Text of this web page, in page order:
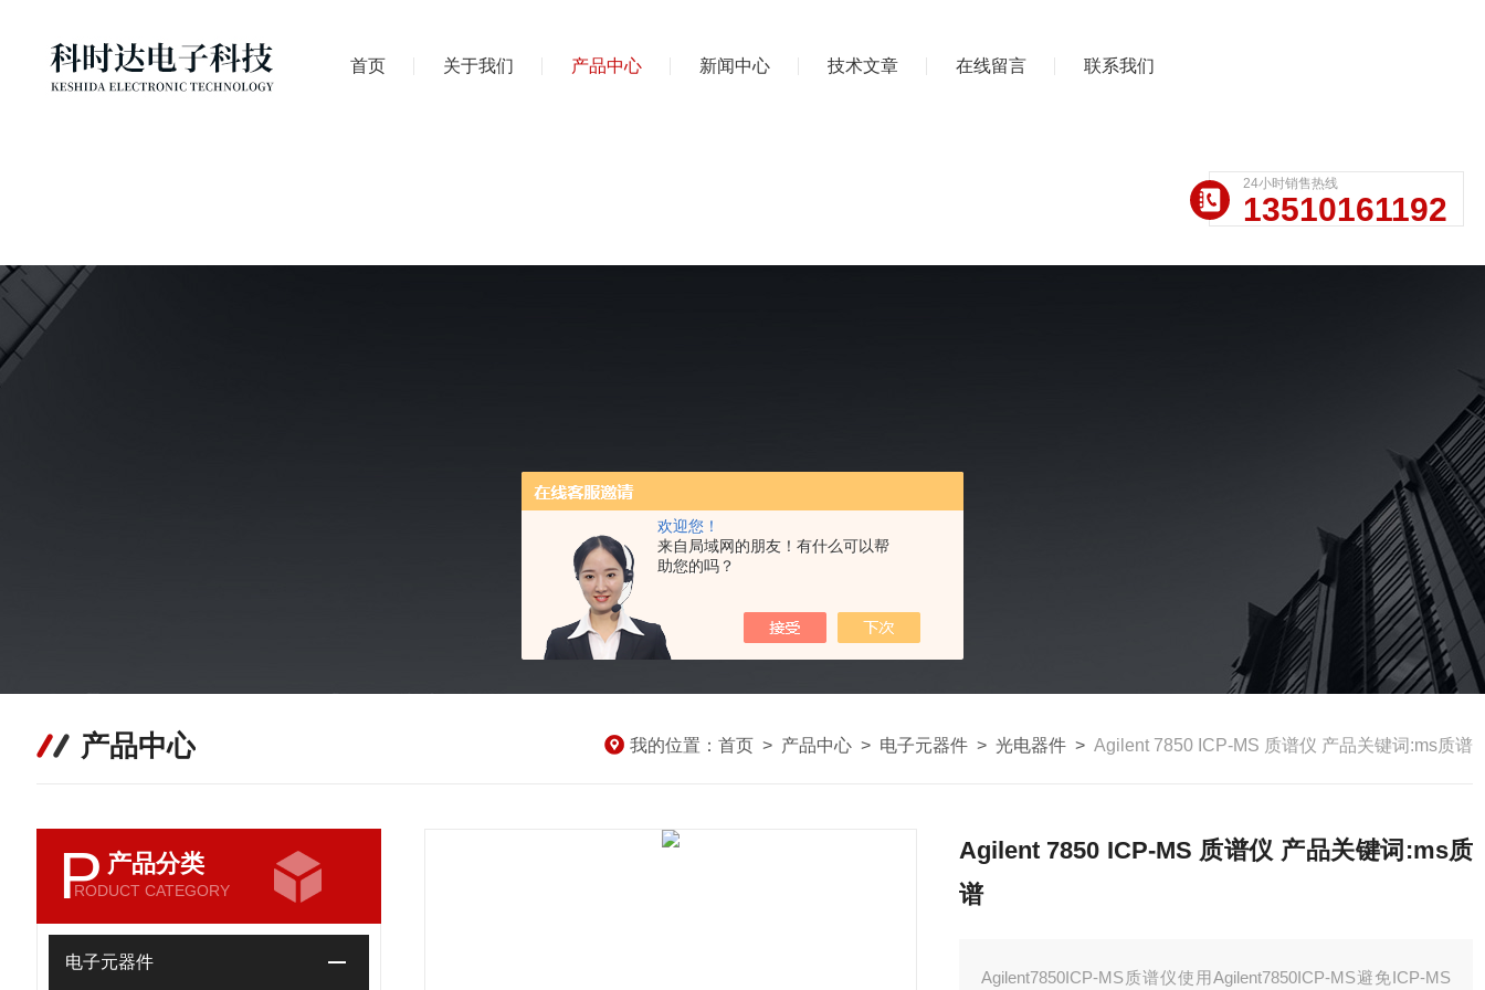
欢迎您！
来自局域网的朋友！有什么可以帮
助您的吗？
首页 关于我们 产品中心 新闻中心 技术文章 在线留言 联系我们
24小时销售热线
13510161192
产品中心 我的位置： 首页 > 产品中心 > 电子元器件 > 光电器件 > Agilent 7850 ICP-MS 质谱仪 产品关键词:ms质谱
P 产品分类
RODUCT CATEGORY
电子元器件
Agilent 7850 ICP-MS 质谱仪 产品关键词:ms质
谱
Agilent7850ICP-MS质谱仪使用Agilent7850ICP-MS避免ICP-MS